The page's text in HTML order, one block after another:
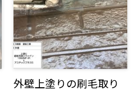
外壁上塗りの刷毛取り